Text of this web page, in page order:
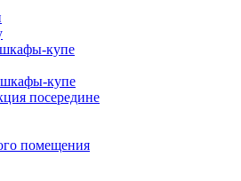
купе
купе
посередине
помещения